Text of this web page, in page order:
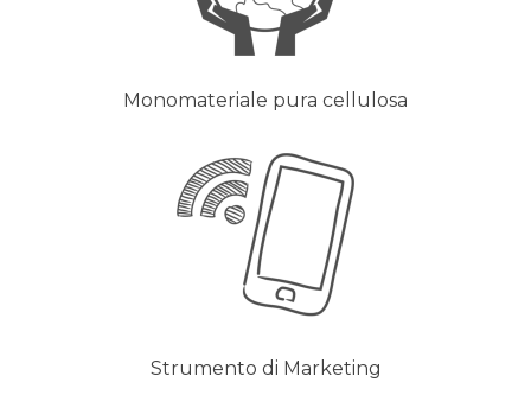
Monomateriale pura cellulosa
Strumento di Marketing